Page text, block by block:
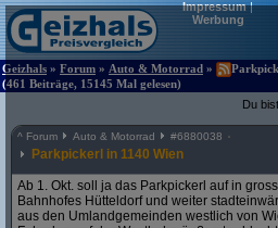
Impressum|
Werbung
Geizhals » Forum » Auto & Motorrad »
(461 Beiträge, 15145 Mal gelesen)
Du
^ Forum Auto & Motorrad #6880038
Parkpickerl in 1140 Wien
Ab 1. Okt. soll ja das Parkpickerl auf in
Bahnhofes Hütteldorf und weiter
aus den Umlandgemeinden westlich von